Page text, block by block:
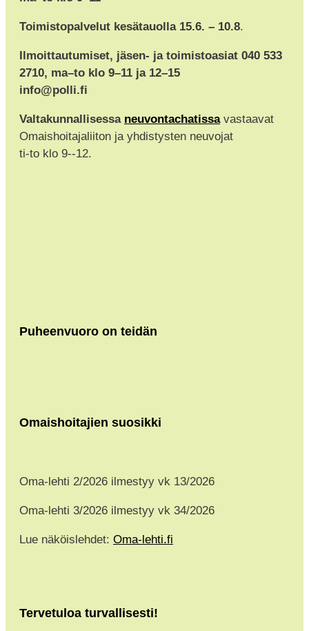
Toimistopalvelut kesätauolla 15.6. – 10.8.
Ilmoittautumiset, jäsen- ja toimistoasiat 040 533
2710, ma–to klo 9–11 ja 12–15
info@polli.fi
Valtakunnallisessa neuvontachatissavastaavat
Omaishoitajaliiton ja yhdistysten neuvojat
ti-to klo 9--12.
Puheenvuoro on teidän
Omaishoitajien suosikki
Oma-lehti 2/2026 ilmestyy vk 13/2026
Oma-lehti 3/2026 ilmestyy vk 34/2026
Lue näköislehdet: Oma-lehti.fi
Tervetuloa turvallisesti!